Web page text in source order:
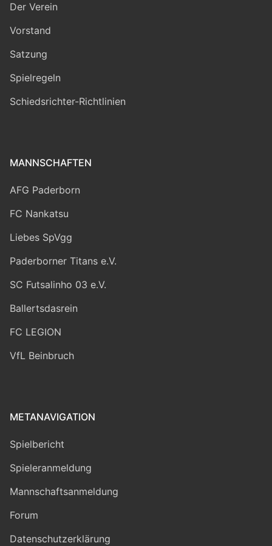
Der Verein
Vorstand
Satzung
Spielregeln
Schiedsrichter-Richtlinien
MANNSCHAFTEN
AFG Paderborn
FC Nankatsu
Liebes SpVgg
Paderborner Titans e.V.
SC Futsalinho 03 e.V.
Ballertsdasrein
FC LEGION
VfL Beinbruch
METANAVIGATION
Spielbericht
Spieleranmeldung
Mannschaftsanmeldung
Forum
Datenschutzerklärung